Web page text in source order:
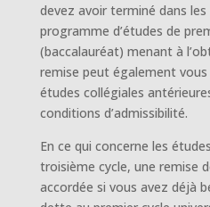
devez avoir terminé dans les
programme d’études de
(baccalauréat) menant à
remise peut également
études collégiales
conditions d’admissibilité.
En ce qui concerne les
troisième cycle, une remise
accordée si vous avez déjà